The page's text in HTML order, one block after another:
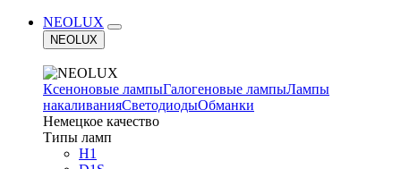
NEOLUX
NEOLUX
Ксеноновые лампыГалогеновые лампыЛампы
накаливанияСветодиодыОбманки
Немецкое качество
Типы ламп
H1